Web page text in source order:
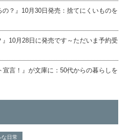
の？』10月30日発売：捨てにくいものを
10月28日に発売です～ただいま予約受
宣言！』が文庫に：50代からの暮らしを
な日常